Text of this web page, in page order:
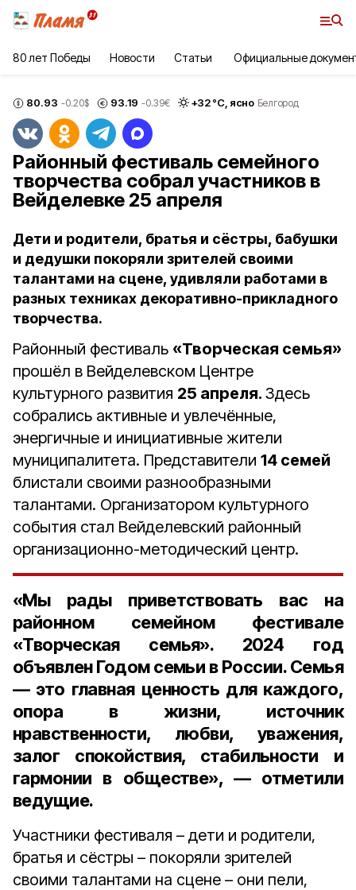
80 лет Победы Новости Статьи Официальные
80.93 -0.20$ 93.19 -0.39€ +32°С, ясно Белгород
Районный фестиваль семейного
творчества собрал участников в
Вейделевке 25 апреля
Дети и родители, братья и сёстры, бабушки
и дедушки покоряли зрителей своими
талантами на сцене, удивляли работами в
разных техниках декоративно-прикладного
творчества.
Районный фестиваль «Творческая семья»
прошёл в Вейделевском Центре
культурного развития 25 апреля. Здесь
собрались активные и увлечённые,
энергичные и инициативные жители
муниципалитета. Представители 14 семей
блистали своими разнообразными
талантами. Организатором культурного
события стал Вейделевский районный
организационно-методический центр.
«Мы рады приветствовать вас на
районном семейном фестивале
«Творческая семья». 2024 год
объявлен Годом семьи в России. Семья
— это главная ценность для каждого,
опора в жизни, источник
нравственности, любви, уважения,
залог спокойствия, стабильности и
гармонии в обществе», — отметили
ведущие.
Участники фестиваля – дети и родители,
братья и сёстры – покоряли зрителей
своими талантами на сцене – они пели,